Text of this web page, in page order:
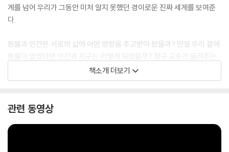
계를 넘어 우리가 그동안 미처 알지 못했던 경이로운 진짜 세계를 보여준
다.
동물과 인간은 서로의 삶에 어떤 영향을 주고받아 왔을까? 만일 우리 곁에
동물이 없었다면 인간과 지구는 어떻게 되었을까? 장구 교수가 들려주는
흥미로운 이야기를 따라가다 보면, 하나의 공동체로 연결된 인간, 동물, 환
경과 지구라는 거대한 세계를 이해하는 새로운 사유를 얻게 될 것이다.
책소개 더보기
관련 동영상